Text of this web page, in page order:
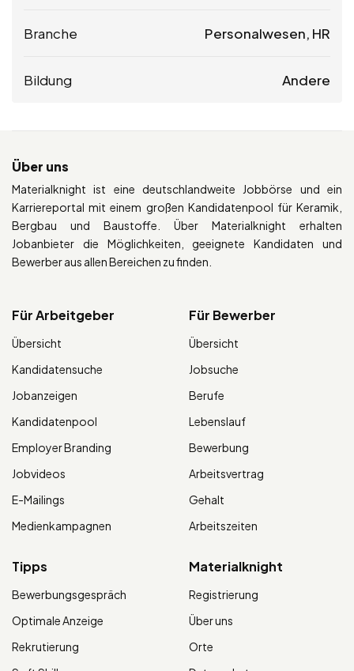
Branche Personalwesen, HR
Bildung Andere
Über uns
Materialknight ist eine deutschlandweite Jobbörse und ein
Karriereportal mit einem großen Kandidatenpool für Keramik,
Bergbau und Baustoffe. Über Materialknight erhalten
Jobanbieter die Möglichkeiten, geeignete Kandidaten und
Bewerber aus allen Bereichen zu finden.
Für Arbeitgeber
Übersicht
Kandidatensuche
Jobanzeigen
Kandidatenpool
Employer Branding
Jobvideos
E-Mailings
Medienkampagnen
Für Bewerber
Übersicht
Jobsuche
Berufe
Lebenslauf
Bewerbung
Arbeitsvertrag
Gehalt
Arbeitszeiten
Tipps
Bewerbungsgespräch
Optimale Anzeige
Rekrutierung
Materialknight
Registrierung
Über uns
Orte